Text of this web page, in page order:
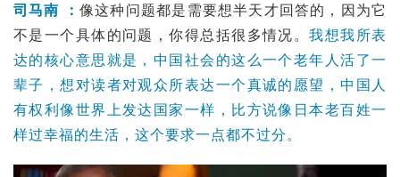
司马南 ：像这种问题都是需要想半天才回答的，因为它
不是一个具体的问题，你得总括很多情况。我想我所表
达的核心意思就是，中国社会的这么一个老年人活了一
辈子，想对读者对观众所表达一个真诚的愿望，中国人
有权利像世界上发达国家一样，比方说像日本老百姓一
样过幸福的生活，这个要求一点都不过分。